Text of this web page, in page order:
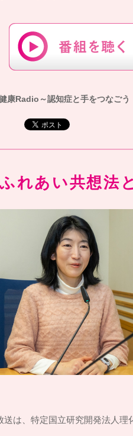
康Radio～認知症と手をつなご
ふれあい共想法
は、特定国立研究開発法人理